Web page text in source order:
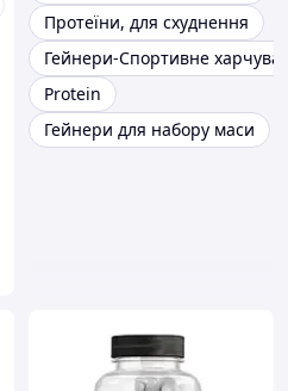
Протеїни, для схуднення
Гейнери-Спортивне
Protein
Гейнери для набору маси